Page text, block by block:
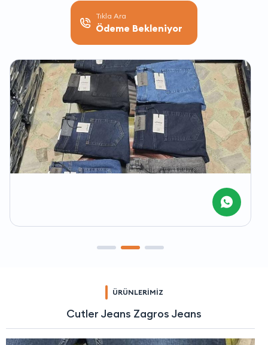
Tıkla Ara
Ödeme Bekleniyor
ÜRÜNLERİMİZ
Cutler Jeans Zagros Jeans